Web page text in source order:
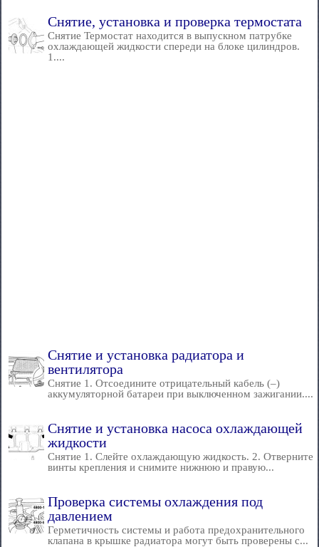
Снятие, установка и проверка термостата
Снятие Термостат находится в выпускном патрубке
охлаждающей жидкости спереди на блоке цилиндров.
1....
Снятие и установка радиатора и
вентилятора
Снятие 1. Отсоедините отрицательный кабель (–)
аккумуляторной батареи при выключенном зажигании....
Снятие и установка насоса охлаждающей
жидкости
Снятие 1. Слейте охлаждающую жидкость. 2. Отверните
винты крепления и снимите нижнюю и правую...
Проверка системы охлаждения под
давлением
Герметичность системы и работа предохранительного
клапана в крышке радиатора могут быть проверены с...